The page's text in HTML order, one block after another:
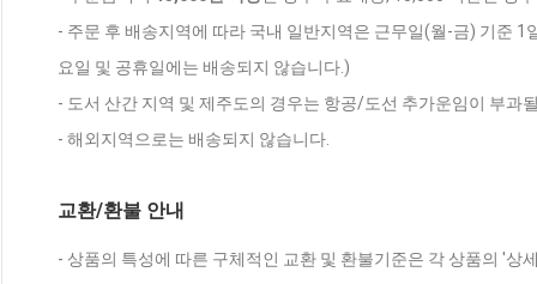
- 주문 후 배송지역에 따라 국내 일반지역은 근무일(월-금) 기준
요일 및 공휴일에는 배송되지 않습니다.)
- 도서 산간 지역 및 제주도의 경우는 항공/도선 추가운임이 부과
- 해외지역으로는 배송되지 않습니다.
교환/환불 안내
- 상품의 특성에 따른 구체적인 교환 및 환불기준은 각 상품의 '상